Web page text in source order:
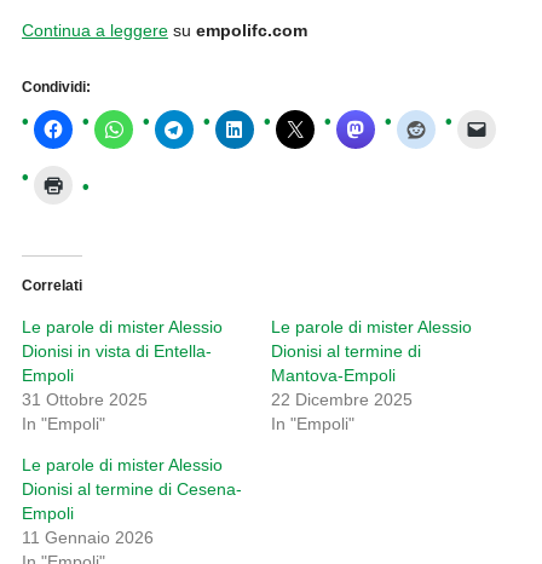
Continua a leggeresu empolifc.com
Condividi:
Correlati
Le parole di mister Alessio
Dionisi in vista di Entella-
Empoli
31 Ottobre 2025
In "Empoli"
Le parole di mister Alessio
Dionisi al termine di
Mantova-Empoli
22 Dicembre 2025
In "Empoli"
Le parole di mister Alessio
Dionisi al termine di Cesena-
Empoli
11 Gennaio 2026